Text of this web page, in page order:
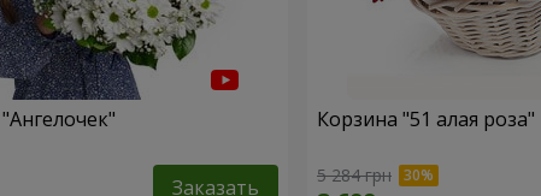
Заказать
Корзина "51 алая роза"
5 284 грн